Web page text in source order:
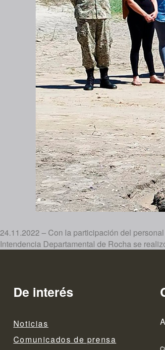
24.11.2022 – Con la participación del
Intendencia Departamental de Rocha se
De interés
Noticias
Comunicados de prensa